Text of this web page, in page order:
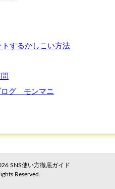
するかしこい方法
ログ モンマニ
SNS使い方徹底ガイド
Reserved.